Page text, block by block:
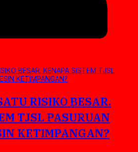
RISIKO BESAR.
TJSL PASURUAN
KETIMPANGAN?